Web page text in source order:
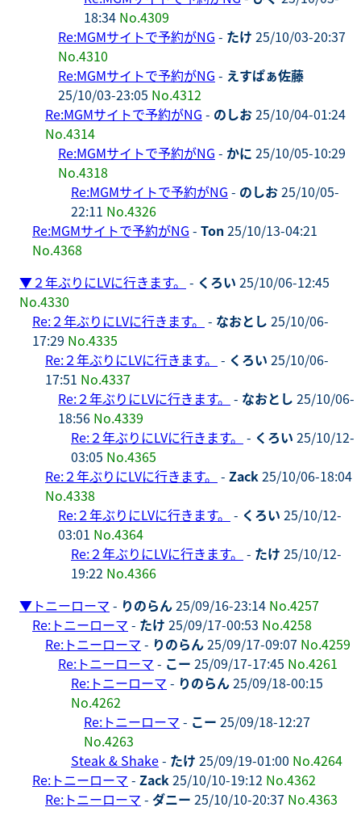
18:34 No.4309
Re:MGMサイトで予約がNG - たけ 25/10/03-20:37
No.4310
Re:MGMサイトで予約がNG - えすぱぁ佐藤
25/10/03-23:05 No.4312
Re:MGMサイトで予約がNG - のしお25/10/04-01:24
No.4314
Re:MGMサイトで予約がNG - かに 25/10/05-10:29
No.4318
Re:MGMサイトで予約がNG - のしお25/10/05-
22:11 No.4326
Re:MGMサイトで予約がNG - Ton 25/10/13-04:21
No.4368
▼２年ぶりにLVに行きます。 - くろい 25/10/06-12:45
No.4330
Re:２年ぶりにLVに行きます。 - なおとし 25/10/06-
17:29 No.4335
Re:２年ぶりにLVに行きます。 - くろい 25/10/06-
17:51 No.4337
Re:２年ぶりにLVに行きます。 - なおとし 25/10/06-
18:56 No.4339
Re:２年ぶりにLVに行きます。 - くろい 25/10/12-
03:05 No.4365
Re:２年ぶりにLVに行きます。 - Zack25/10/06-18:04
No.4338
Re:２年ぶりにLVに行きます。 - くろい 25/10/12-
03:01 No.4364
Re:２年ぶりにLVに行きます。 - たけ 25/10/12-
19:22 No.4366
▼ トニーローマ - りのらん25/09/16-23:14 No.4257
Re:トニーローマ - たけ 25/09/17-00:53 No.4258
Re:トニーローマ - りのらん25/09/17-09:07 No.4259
Re:トニーローマ - こー 25/09/17-17:45 No.4261
Re:トニーローマ - りのらん25/09/18-00:15
No.4262
Re:トニーローマ - こー 25/09/18-12:27
No.4263
Steak & Shake- たけ 25/09/19-01:00 No.4264
Re:トニーローマ - Zack25/10/10-19:12 No.4362
Re:トニーローマ - ダニー 25/10/10-20:37 No.4363